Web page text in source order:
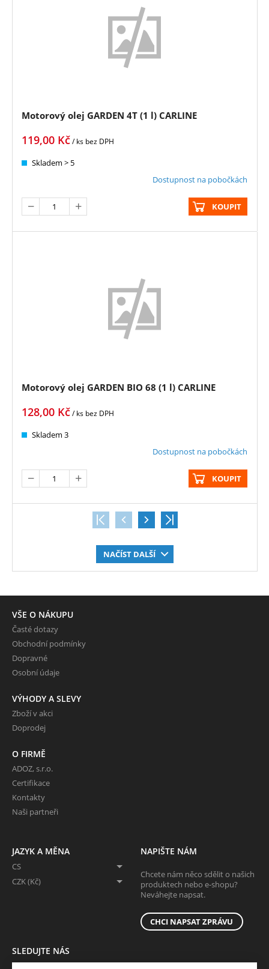
Motorový olej GARDEN 4T (1 l) CARLINE
119,00 Kč/ ks bez DPH
Skladem > 5
Dostupnost na pobočkách
KOUPIT
Motorový olej GARDEN BIO 68 (1 l) CARLINE
128,00 Kč/ ks bez DPH
Skladem 3
Dostupnost na pobočkách
KOUPIT
NAČÍST DALŠÍ
VŠE O NÁKUPU
Časté dotazy
Obchodní podmínky
Dopravné
Osobní údaje
VÝHODY A SLEVY
Zboží v akci
Doprodej
O FIRMĚ
ADOZ, s.r.o.
Certifikace
Kontakty
Naši partneři
JAZYK A MĚNA
CS
CZK (Kč)
NAPIŠTE NÁM
Chcete nám něco sdělit o našich
produktech nebo e-shopu?
Neváhejte napsat.
CHCI NAPSAT ZPRÁVU
SLEDUJTE NÁS